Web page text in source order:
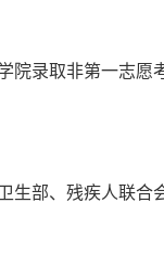
录取非第一志愿
部、残疾人联合